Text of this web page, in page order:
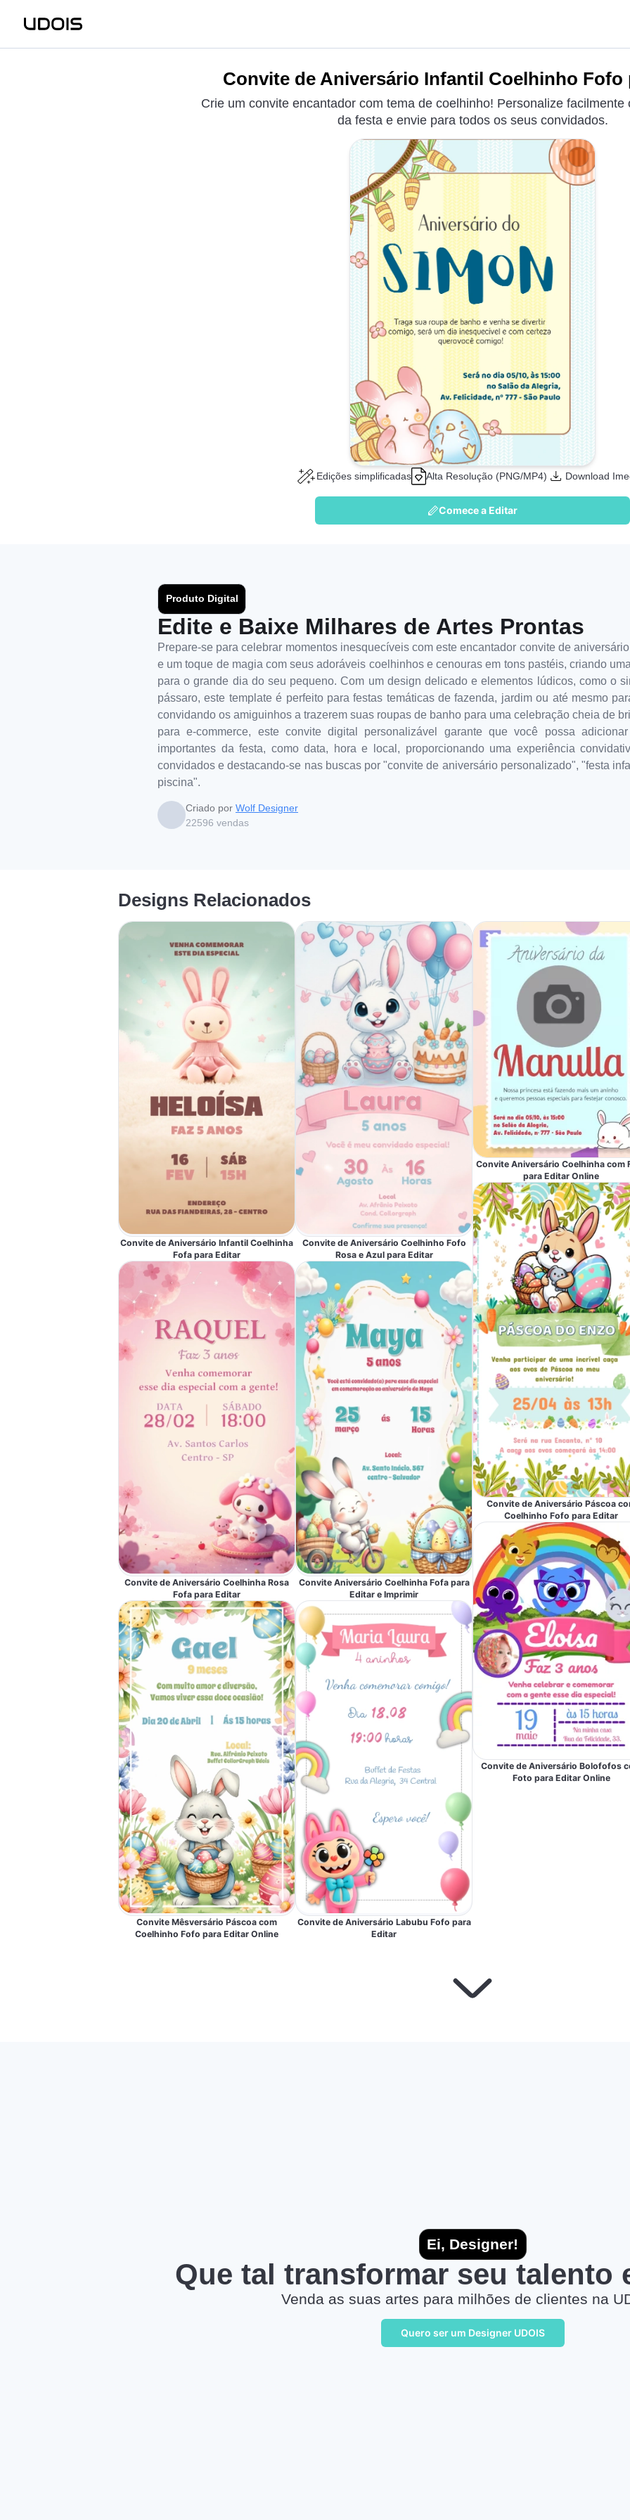
Convite de Aniversário Infantil Coelhinho Fofo
Crie um convite encantador com tema de coelhinho! Personalize facilmente
da festa e envie para todos os seus convidados.
Edições simplificadas Alta Resolução (PNG/MP4) Download
Comece a Editar
Produto Digital
Edite e Baixe Milhares de Artes Prontas
Prepare-se para celebrar momentos inesquecíveis com este encantador convite de
e um toque de magia com seus adoráveis coelhinhos e cenouras em tons pastéis, criando
para o grande dia do seu pequeno. Com um design delicado e elementos lúdicos, como o
pássaro, este template é perfeito para festas temáticas de fazenda, jardim ou até mesmo
convidando os amiguinhos a trazerem suas roupas de banho para uma celebração cheia de
para e-commerce, este convite digital personalizável garante que você possa
importantes da festa, como data, hora e local, proporcionando uma experiência
convidados e destacando-se nas buscas por "convite de aniversário personalizado", "festa
piscina".
Criado por Wolf Designer
22596 vendas
Designs Relacionados
Convite de Aniversário Infantil Coelhinha
Fofa para Editar
Convite de Aniversário Coelhinha Rosa
Fofa para Editar
Convite Mêsversário Páscoa com
Coelhinho Fofo para Editar Online
Convite de Aniversário Coelhinho Fofo
Rosa e Azul para Editar
Convite Aniversário Coelhinha Fofa para
Editar e Imprimir
Convite de Aniversário Labubu Fofo para
Editar
Convite Aniversário Coelhinha com
para Editar Online
Convite de Aniversário Páscoa
Coelhinho Fofo para Editar
Convite de Aniversário Bolofofos
Foto para Editar Online
Ei, Designer!
Que tal transformar seu talento
Venda as suas artes para milhões de clientes na
Quero ser um Designer UDOIS